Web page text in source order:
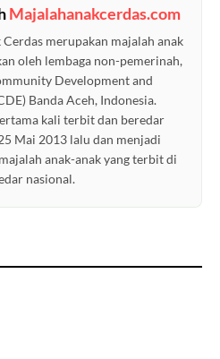
Majalahanakcerdas.com
merupakan majalah anak
oleh lembaga non-pemerinah,
Development and
Banda Aceh, Indonesia.
kali terbit dan beredar
Mai 2013 lalu dan menjadi
anak-anak yang terbit di
nasional.